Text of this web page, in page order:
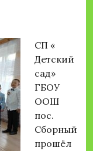
СП «
Детский
сад»
ГБОУ
ООШ
пос.
Сборный
прошёл